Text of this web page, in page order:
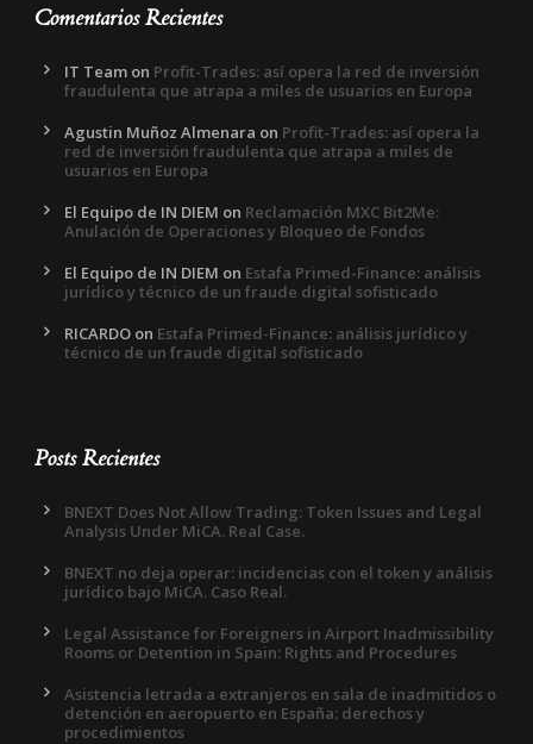
Comentarios Recientes
IT Team on Profit-Trades: así opera la red de inversión
fraudulenta que atrapa a miles de usuarios en Europa
Agustin Muñoz Almenara on Profit-Trades: así opera la
red de inversión fraudulenta que atrapa a miles de
usuarios en Europa
El Equipo de IN DIEM on Reclamación MXC Bit2Me:
Anulación de Operaciones y Bloqueo de Fondos
El Equipo de IN DIEM on Estafa Primed-Finance: análisis
jurídico y técnico de un fraude digital sofisticado
RICARDO on Estafa Primed-Finance: análisis jurídico y
técnico de un fraude digital sofisticado
Posts Recientes
BNEXT Does Not Allow Trading: Token Issues and Legal
Analysis Under MiCA. Real Case.
BNEXT no deja operar: incidencias con el token y análisis
jurídico bajo MiCA. Caso Real.
Legal Assistance for Foreigners in Airport Inadmissibility
Rooms or Detention in Spain: Rights and Procedures
Asistencia letrada a extranjeros en sala de inadmitidos o
detención en aeropuerto en España: derechos y
procedimientos